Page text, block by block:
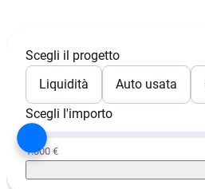
Scegli il progetto
Liquidità
Auto usata
Scegli l'importo
1.000 €